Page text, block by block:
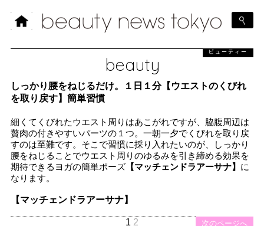
beauty
ビューティー
しっかり腰をねじるだけ。１日１分【ウエストのくびれ
を取り戻す】簡単習慣
細くてくびれたウエスト周りはあこがれですが、脇腹周辺は
贅肉の付きやすいパーツの１つ。一朝一夕でくびれを取り戻
すのは至難です。そこで習慣に採り入れたいのが、しっかり
腰をねじることでウエスト周りのゆるみを引き締める効果を
期待できるヨガの簡単ポーズ 【マッチェンドラアーサナ】 に
なります。
【マッチェンドラアーサナ】
次のページへ
1 2